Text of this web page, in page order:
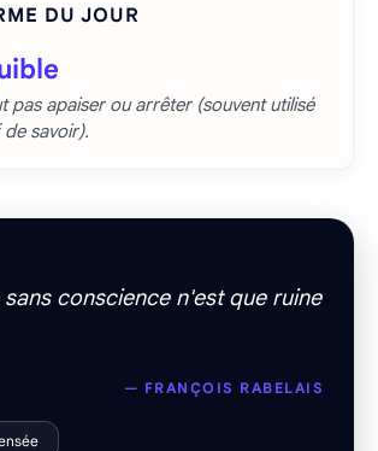
DU JOUR
pas apaiser ou arrêter (souvent utilisé
savoir).
conscience n'est que ruine
— FRANÇOIS RABELAIS